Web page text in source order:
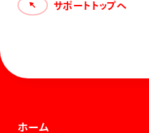
サポートトップへ
ホーム